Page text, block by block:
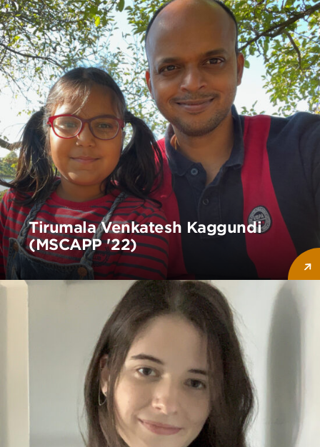
Tirumala Venkatesh Kaggundi
(MSCAPP '22)